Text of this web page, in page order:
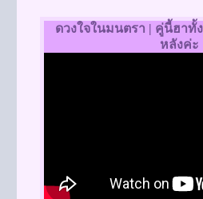
ดวงใจในมนตรา | คู่นี้ฮาทั้
หลังค่ะ